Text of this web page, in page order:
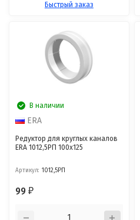
Быстрый заказ
В наличии
ERA
Редуктор для круглых каналов
ERA 1012,5РП 100x125
Артикул: 1012,5РП
99₽